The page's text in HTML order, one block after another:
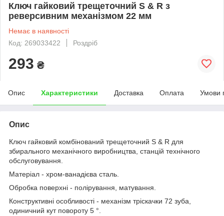
Ключ гайковий трещеточний S & R з
реверсивним механізмом 22 мм
Немає в наявності
Код: 269033422
Роздріб
293 ₴
Опис Характеристики Доставка Оплата Умови
Опис
Ключ гайковий комбінований трещеточний S & R для
збирального механічного виробництва, станцій технічного
обслуговування.
Матеріал - хром-ванадієва сталь.
Обробка поверхні - полірування, матування.
Конструктивні особливості - механізм тріскачки 72 зуба,
одиничний кут повороту 5 °.